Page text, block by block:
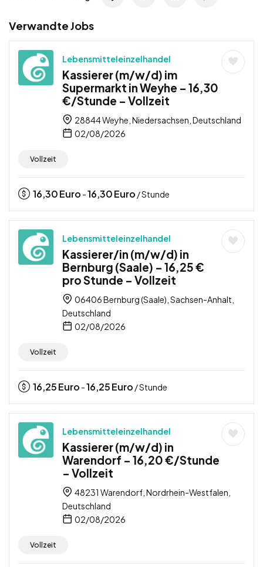
Verwandte Jobs
Lebensmitteleinzelhandel
Kassierer (m/w/d) im
Supermarkt in Weyhe – 16,30
€/Stunde – Vollzeit
28844 Weyhe, Niedersachsen, Deutschland
02/08/2026
Vollzeit
16,30Euro -16,30Euro / Stunde
Lebensmitteleinzelhandel
Kassierer/in (m/w/d) in
Bernburg (Saale) – 16,25 €
pro Stunde – Vollzeit
06406 Bernburg (Saale), Sachsen-Anhalt,
Deutschland
02/08/2026
Vollzeit
16,25Euro -16,25Euro / Stunde
Lebensmitteleinzelhandel
Kassierer (m/w/d) in
Warendorf – 16,20 €/Stunde
– Vollzeit
48231 Warendorf, Nordrhein-Westfalen,
Deutschland
02/08/2026
Vollzeit